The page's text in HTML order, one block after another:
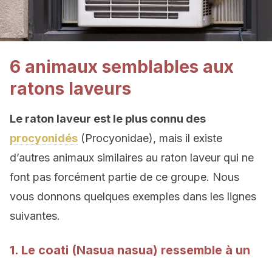
6 animaux semblables aux
ratons laveurs
Le raton laveur est le plus connu des
procyonidés (Procyonidae), mais il existe
d’autres animaux similaires au raton laveur qui ne
font pas forcément partie de ce groupe. Nous
vous donnons quelques exemples dans les lignes
suivantes.
1. Le coati (Nasua nasua) ressemble à un